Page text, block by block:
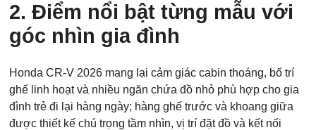
2. Điểm nổi bật từng mẫu với
góc nhìn gia đình
Honda CR-V 2026 mang lại cảm giác cabin thoáng, bố trí
ghế linh hoạt và nhiều ngăn chứa đồ nhỏ phù hợp cho gia
đình trẻ đi lại hàng ngày; hàng ghế trước và khoang giữa
được thiết kế chú trọng tầm nhìn, vị trí đặt đồ và kết nối